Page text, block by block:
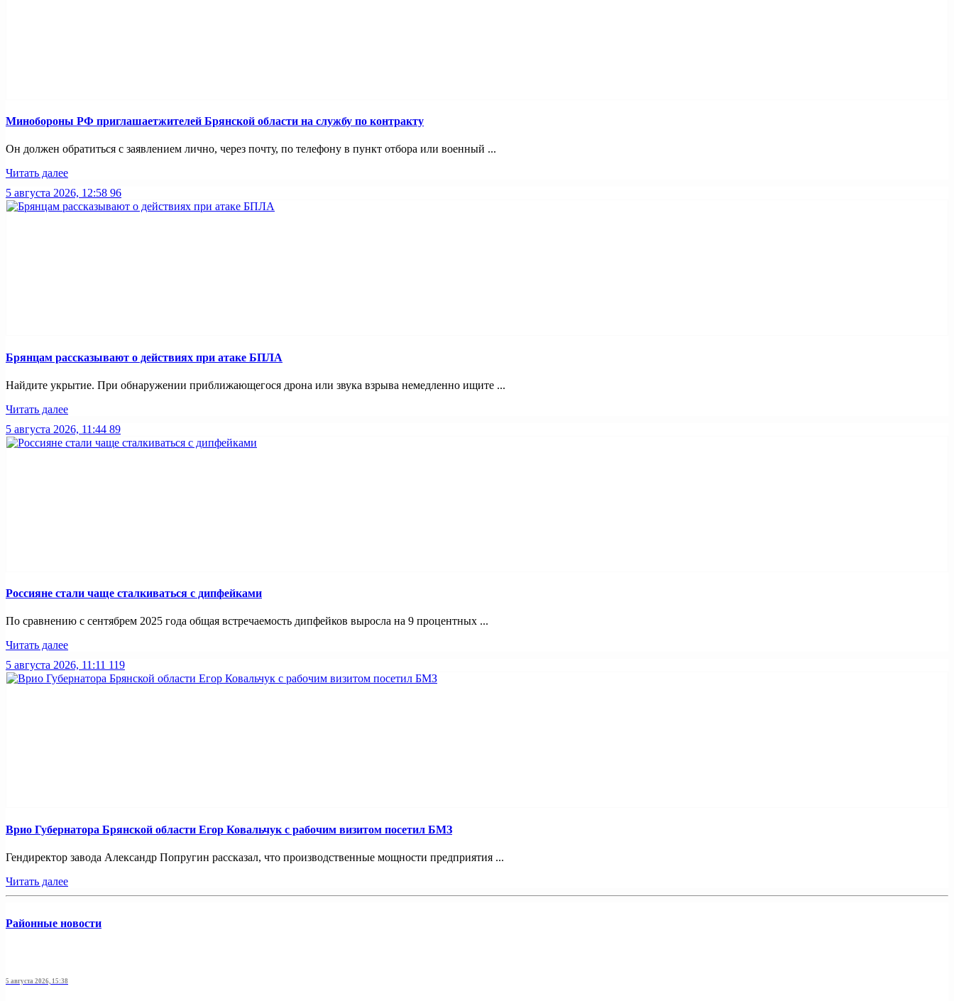
Минобoроны РФ приглaшaетжитeлeй Брянской области на службу по контракту
Он должен обратиться с заявлением лично, через почту, по телефону в пункт отбора или военный ...
Читать далее
5 августа 2026, 12:58 96
Брянцам рассказывают о действиях при атаке БПЛА
Найдите укрытие. При обнаружении приближающегося дрона или звука взрыва немедленно ищите ...
Читать далее
5 августа 2026, 11:44 89
Россияне стали чаще сталкиваться с дипфейками
По сравнению с сентябрем 2025 года общая встречаемость дипфейков выросла на 9 процентных ...
Читать далее
5 августа 2026, 11:11 119
Врио Губернатора Брянской области Егор Ковальчук с рабочим визитом посетил БМЗ
Гендиректор завода Александр Попругин рассказал, что производственные мощности предприятия ...
Читать далее
Районные новости
5 августа 2026, 15:38